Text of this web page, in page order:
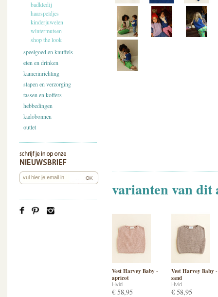
badkledij
haarspeldjes
kinderjuwelen
wintermutsen
shop the look
speelgoed en knuffels
eten en drinken
kamerinrichting
slapen en verzorging
tassen en koffers
hebbedingen
kadobonnen
outlet
varianten van
Vest Harvey Baby -
apricot
Hvid
€ 58,95
Vest Harvey Baby -
sand
Hvid
€ 58,95